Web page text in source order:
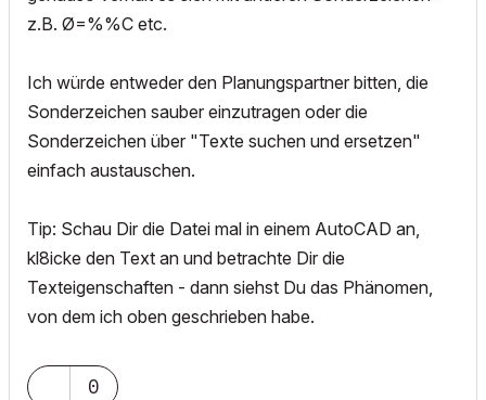
z.B. Ø=%%C etc.
Ich würde entweder den Planungspartner bitten, die
Sonderzeichen sauber einzutragen oder die
Sonderzeichen über "Texte suchen und ersetzen"
einfach austauschen.
Tip: Schau Dir die Datei mal in einem AutoCAD an,
kl8icke den Text an und betrachte Dir die
Texteigenschaften - dann siehst Du das Phänomen,
von dem ich oben geschrieben habe.
0